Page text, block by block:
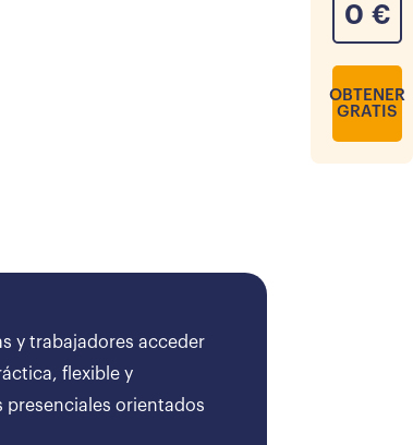
0 €
OBTENER
GRATIS
y trabajadores acceder
flexible y
orientados